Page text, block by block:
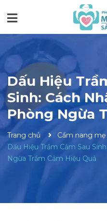
Dấu Hiệu
Sinh: Cách
Phòng Ngừa
Trang chủ
Cẩm nang mẹ
Dấu Hiệu Trầm Cảm Sau
Ngừa Trầm Cảm Hiệu Quả